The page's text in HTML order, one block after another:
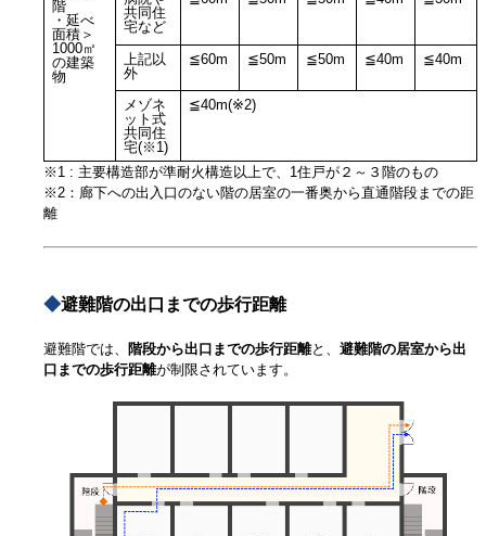
階
・延べ
面積＞
1000㎡
の建築
物
共同住
宅など
上記以
外
≦60m ≦50m ≦50m ≦40m ≦40m
メゾネ
ット式
共同住
宅(※1)
≦40m(※2)
※1 : 主要構造部が準耐火構造以上で、1住戸が２～３階のもの
※2：廊下への出入口のない階の居室の一番奥から直通階段までの距
離
◆避難階の出口までの歩行距離
避難階では、 階段から出口までの歩行距離と、 避難階の居室から出
口までの歩行距離が制限されています。